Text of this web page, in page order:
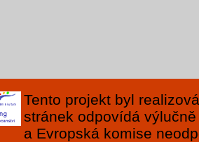
Tento projekt byl
stránek odpovídá
a Evropská komise